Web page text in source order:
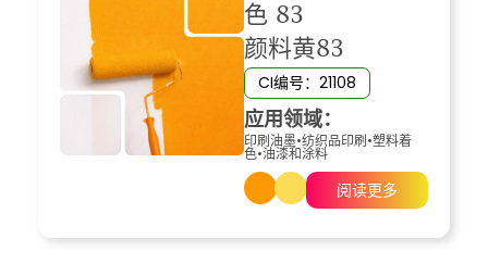
色 83
颜料黄83
CI编号：21108
应用领域：
印刷油墨•纺织品印刷•塑料着
色•油漆和涂料
阅读更多